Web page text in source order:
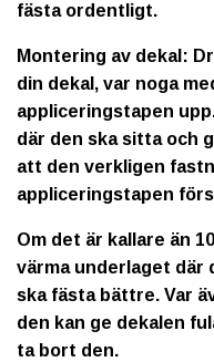
fästa ordentligt.
Montering av dekal:
din dekal, var noga
appliceringstapen
där den ska sitta och
att den verkligen
appliceringstapen
Om det är kallare än
värma underlaget där
ska fästa bättre. Var
den kan ge dekalen
ta bort den.